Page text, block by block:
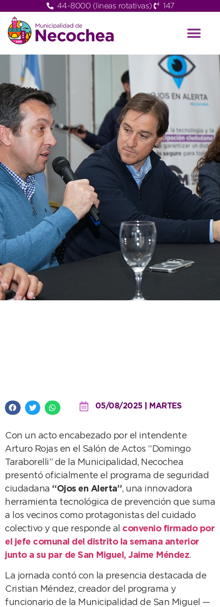
44-8000 (lineas rotativas) 147
05/08/2025 | MARTES
Con un acto encabezado por el intendente
Arturo Rojas en el Salón de Actos “Domingo
Taraborelli” de la Municipalidad, Necochea
presentó oficialmente el programa de seguridad
ciudadana “Ojos en Alerta”, una innovadora
herramienta tecnológica de prevención que suma
a los vecinos como protagonistas del cuidado
colectivo y que responde al convenio firmado por
el jefe comunal del distrito la semana anterior
junto a su par de San Miguel, Jaime Méndez.
La jornada contó con la presencia destacada de
Cristian Méndez, creador del programa y
funcionario de la Municipalidad de San Miguel —